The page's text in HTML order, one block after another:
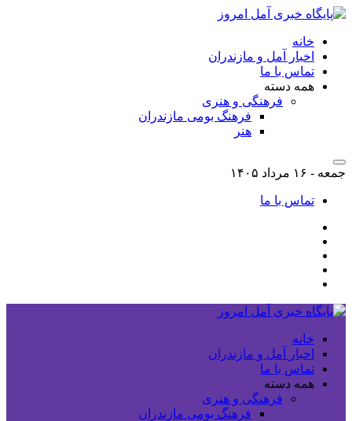
خانه
اخبار آمل و مازندران
تماس با ما
همه دسته
فرهنگی و هنری
فرهنگ بومی مازندران
هنر
جمعه - ۱۶ مرداد ۱۴۰۵
تماس با ما
خانه
اخبار آمل و مازندران
تماس با ما
همه دسته
فرهنگی و هنری
فرهنگ بومی مازندران